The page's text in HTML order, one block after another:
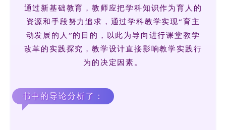
通过新基础教育，教师应把学科知识作为育人的
资源和手段努力追求，通过学科教学实现“育主
动发展的人”的目的，以此为导向进行课堂教学
改革的实践探究，教学设计直接影响教学实践行
为的决定因素。
书中的导论分析了：